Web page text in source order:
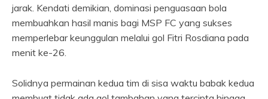
jarak. Kendati demikian, dominasi penguasaan bola
membuahkan hasil manis bagi MSP FC yang sukses
memperlebar keunggulan melalui gol Fitri Rosdiana pada
menit ke-26.
Solidnya permainan kedua tim di sisa waktu babak kedua